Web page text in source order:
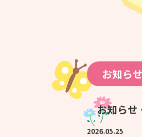
お知らせ
お知らせ
2026.05.25